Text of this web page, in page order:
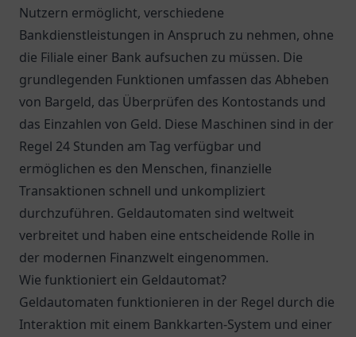
Nutzern ermöglicht, verschiedene
Bankdienstleistungen in Anspruch zu nehmen, ohne
die Filiale einer Bank aufsuchen zu müssen. Die
grundlegenden Funktionen umfassen das Abheben
von Bargeld, das Überprüfen des Kontostands und
das Einzahlen von Geld. Diese Maschinen sind in der
Regel 24 Stunden am Tag verfügbar und
ermöglichen es den Menschen, finanzielle
Transaktionen schnell und unkompliziert
durchzuführen. Geldautomaten sind weltweit
verbreitet und haben eine entscheidende Rolle in
der modernen Finanzwelt eingenommen.
Wie funktioniert ein Geldautomat?
Geldautomaten funktionieren in der Regel durch die
Interaktion mit einem Bankkarten-System und einer